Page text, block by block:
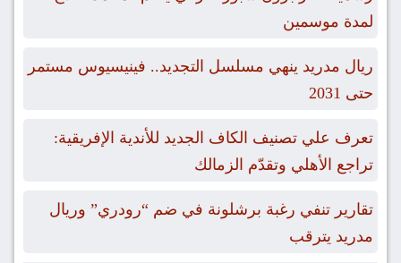
لمدة موسمين
ريال مدريد ينهي مسلسل التجديد.. فينيسيوس مستمر
حتى 2031
تعرف علي تصنيف الكاف الجديد للأندية الإفريقية:
تراجع الأهلي وتقدّم الزمالك
تقارير تنفي رغبة برشلونة في ضم “رودري” وريال
مدريد يترقب